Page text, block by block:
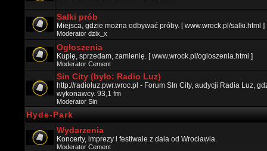
Salki prób
Miejsca, gdzie można odbywać próby. [ www.wrock.pl/salki.html ]
Moderator dzix_x
Ogłoszenia
Kupię, sprzedam, zamienię. [ www.wrock.pl/ogloszenia.html ]
Moderator Cement
Sin City (bylo: Radio Luz)
http://radioluz.pwr.wroc.pl - Forum SIn City, audycji Radia Luz,
wykonawcy. 93,1 fm
Moderator Sin
Hyde-Park
Wydarzenia
Koncerty, imprezy i festiwale z dala od Wrocławia.
Moderator Cement